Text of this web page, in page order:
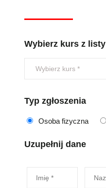
Wybierz kurs z listy
Typ zgłoszenia
Osoba fizyczna
Uzupełnij dane